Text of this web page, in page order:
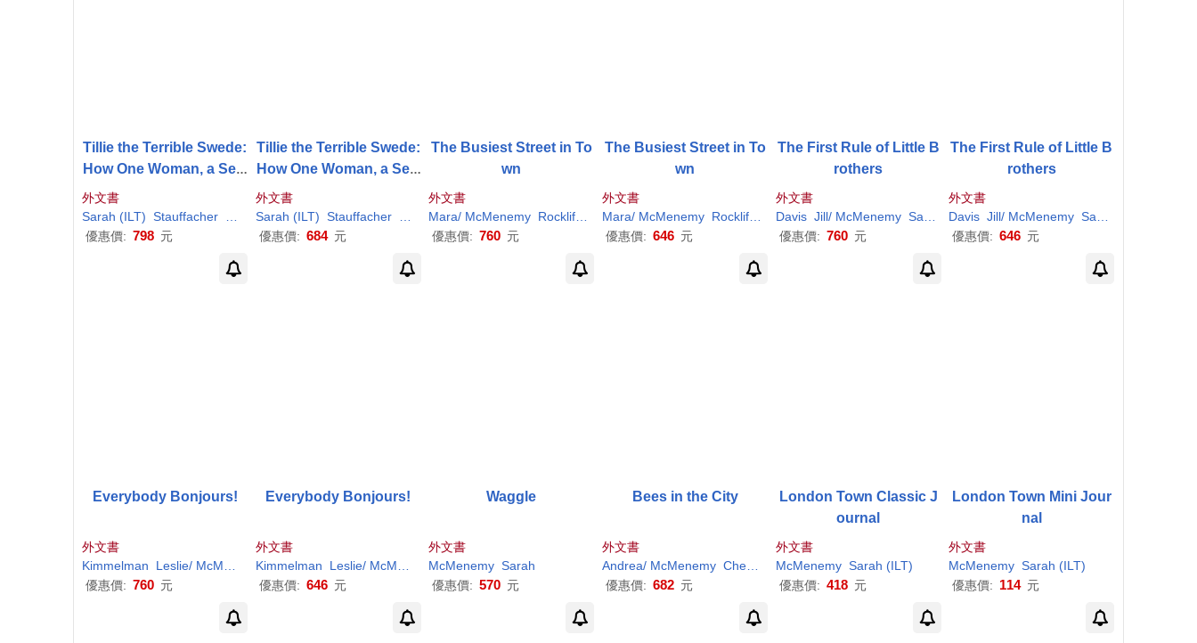
Tillie the Terrible Swede:
How One Woman, a Sew
ing Needle, and a Bicycl
e Changed History
外文書
Sarah (ILT) Stauffacher
McMenemy
優惠價: 798 元
Tillie the Terrible Swede:
How One Woman, a Sew
ing Needle, and a Bicycl
e Changed History
外文書
Sarah (ILT) Stauffacher
McMenemy
優惠價: 684 元
The Busiest Street in To
wn
外文書
Mara/ McMenemy Rockliff Sarah(ILT)
優惠價: 760 元
The Busiest Street in To
wn
外文書
Mara/ McMenemy Rockliff Sarah(ILT)
優惠價: 646 元
The First Rule of Little B
rothers
外文書
Davis Jill/ McMenemy Sarah
(ILT)
優惠價: 760 元
The First Rule of Little B
rothers
外文書
Davis Jill/ McMenemy Sarah
優惠價: 646 元
Everybody Bonjours!
外文書
Kimmelman
Leslie/ McMenemy Sarah(ILT)
優惠價: 760 元
Everybody Bonjours!
外文書
Kimmelman
Leslie/ McMenemy Sarah(ILT)
優惠價: 646 元
Waggle
外文書
McMenemy Sarah
優惠價: 570 元
Bees in the City
外文書
Andrea/ McMenemy Cheng Sarah(ILT)
優惠價: 682 元
London Town Classic J
ournal
外文書
McMenemy Sarah (ILT)
優惠價: 418 元
London Town Mini Jour
nal
外文書
McMenemy Sarah (ILT)
優惠價: 114 元